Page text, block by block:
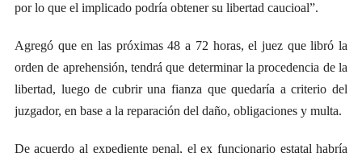
por lo que el implicado podría obtener su libertad caucioal”.
Agregó que en las próximas 48 a 72 horas, el juez que libró la
orden de aprehensión, tendrá que determinar la procedencia de la
libertad, luego de cubrir una fianza que quedaría a criterio del
juzgador, en base a la reparación del daño, obligaciones y multa.
De acuerdo al expediente penal, el ex funcionario estatal habría